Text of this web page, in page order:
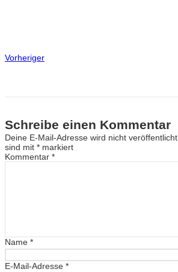
Vorheriger
Schreibe einen Kommentar
Deine E-Mail-Adresse wird nicht veröffentlicht.
sind mit * markiert
Kommentar *
Name *
E-Mail-Adresse *